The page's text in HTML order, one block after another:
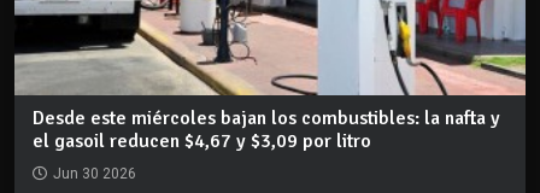
Desde este miércoles bajan los combustibles: la nafta y
el gasoil reducen $4,67 y $3,09 por litro
Jun 30 2026